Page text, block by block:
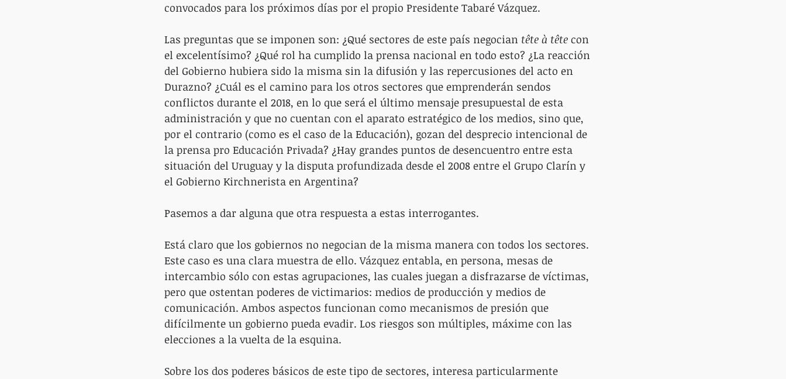
convocados para los próximos días por el propio Presidente Tabaré Vázquez.
Las preguntas que se imponen son: ¿Qué sectores de este país negocian tête à tête con
el excelentísimo? ¿Qué rol ha cumplido la prensa nacional en todo esto? ¿La reacción
del Gobierno hubiera sido la misma sin la difusión y las repercusiones del acto en
Durazno? ¿Cuál es el camino para los otros sectores que emprenderán sendos
conflictos durante el 2018, en lo que será el último mensaje presupuestal de esta
administración y que no cuentan con el aparato estratégico de los medios, sino que,
por el contrario (como es el caso de la Educación), gozan del desprecio intencional de
la prensa pro Educación Privada? ¿Hay grandes puntos de desencuentro entre esta
situación del Uruguay y la disputa profundizada desde el 2008 entre el Grupo Clarín y
el Gobierno Kirchnerista en Argentina?
Pasemos a dar alguna que otra respuesta a estas interrogantes.
Está claro que los gobiernos no negocian de la misma manera con todos los sectores.
Este caso es una clara muestra de ello. Vázquez entabla, en persona, mesas de
intercambio sólo con estas agrupaciones, las cuales juegan a disfrazarse de víctimas,
pero que ostentan poderes de victimarios: medios de producción y medios de
comunicación. Ambos aspectos funcionan como mecanismos de presión que
difícilmente un gobierno pueda evadir. Los riesgos son múltiples, máxime con las
elecciones a la vuelta de la esquina.
Sobre los dos poderes básicos de este tipo de sectores, interesa particularmente